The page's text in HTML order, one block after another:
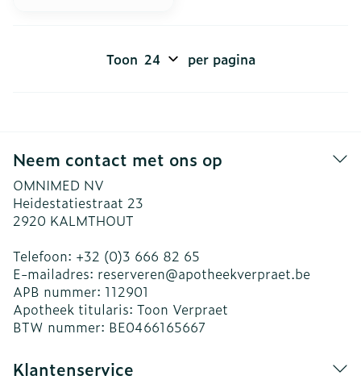
Toon per pagina
Neem contact met ons op
OMNIMED NV
Heidestatiestraat 23
2920 KALMTHOUT
Telefoon: +32 (0)3 666 82 65
E-mailadres: reserveren@apotheekverpraet.be
APB nummer: 112901
Apotheek titularis: Toon Verpraet
BTW nummer: BE0466165667
Klantenservice